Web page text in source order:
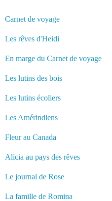
Carnet de voyage
Les rêves d'Heidi
En marge du Carnet de voyage
Les lutins des bois
Les lutins écoliers
Les Amérindiens
Fleur au Canada
Alicia au pays des rêves
Le journal de Rose
La famille de Romina